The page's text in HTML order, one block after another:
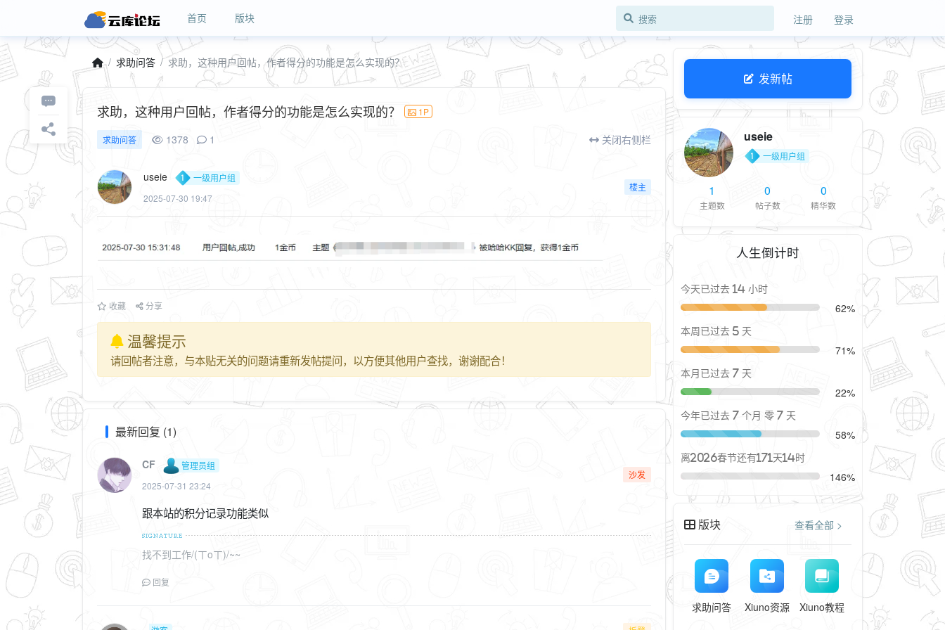
首页 版块 注册 登录
求助问答 求助，这种用户回帖，作者得分的功能是怎么实现的？
求助，这种用户回帖，作者得分的功能是怎么实现的？ 1P
求助问答 1378 1 关闭右侧栏
useie
一级用户组
2025-07-30 19:47
楼主
收藏 分享
温馨提示
请回帖者注意，与本贴无关的问题请重新发帖提问，以方便其他用户查找，谢谢配合！
最新回复 (1)
CF
管理员组
2025-07-31 23:24
沙发
跟本站的积分记录功能类似
找不到工作/(ㄒoㄒ)/~~
回复
发新帖
useie
一级用户组
1
主题数
0
帖子数
0
精华数
人生倒计时
今天已过去 14 小时
62%
本周已过去 5 天
71%
本月已过去 7 天
22%
今年已过去 7 个月 零 7 天
58%
离2026春节还有171天14时
146%
版块 查看全部 >
求助问答 Xiuno资源 Xiuno教程